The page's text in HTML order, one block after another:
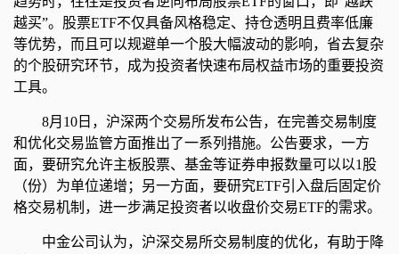
越买”。股票ETF不仅具备风格稳定、持仓透明且费率低廉
等优势，而且可以规避单一个股大幅波动的影响，省去复杂
的个股研究环节，成为投资者快速布局权益市场的重要投资
工具。
8月10日，沪深两个交易所发布公告，在完善交易制度
和优化交易监管方面推出了一系列措施。公告要求，一方
面，要研究允许主板股票、基金等证券申报数量可以以1股
（份）为单位递增；另一方面，要研究ETF引入盘后固定价
格交易机制，进一步满足投资者以收盘价交易ETF的需求。
中金公司认为，沪深交易所交易制度的优化，有助于降